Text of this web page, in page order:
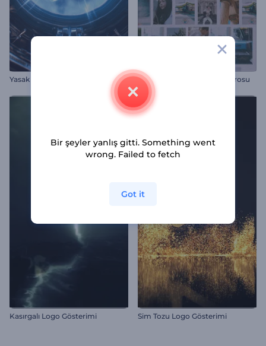
Yasak Biyo Laboratuvar Girişi Kayan Fotoğraf Kareleri İntrosu
Kasırgalı Logo Gösterimi Sim Tozu Logo Gösterimi
Bir şeyler yanlış gitti. Something went
wrong. Failed to fetch
Got it